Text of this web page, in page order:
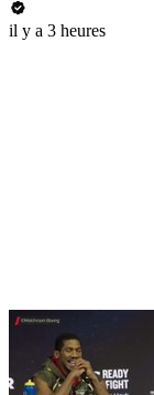
il y a 3 heures